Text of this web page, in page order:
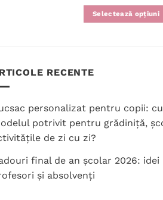
Selectează opțiuni
RECENTE
personalizat pentru copii:
potrivit pentru grădiniță,
de zi cu zi?
final de an școlar 2026: idei
și absolvenți